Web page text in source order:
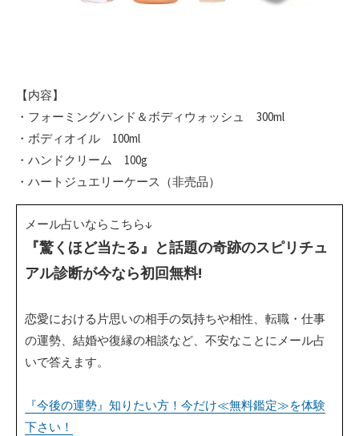
【内容】
・フォーミングハンド＆ボディウォッシュ 300ml
・ボディオイル 100ml
・ハンドクリーム 100g
・ハートジュエリーケース（非売品）
メール占いならこちら↓
『驚くほど当たる』と話題の奇跡のスピリチュ
アル診断が今なら初回無料!
恋愛における片思いの相手の気持ちや相性、転職・仕事
の運勢、結婚や復縁の相談など、不安なことにメール占
いで答えます。
『今後の運勢』知りたい方！今だけ≪無料鑑定≫を体験
下さい！